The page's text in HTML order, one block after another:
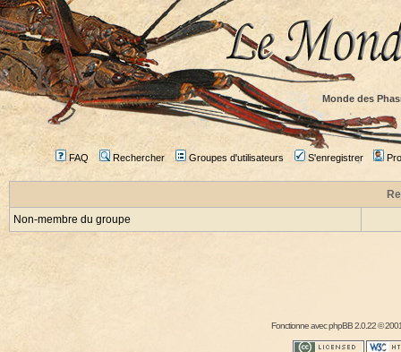
Monde des
FAQ Rechercher Groupes d'utilisateurs S'enregistrer
Non-membre du groupe
Fonctionne avecphpBB2.0.22 ©